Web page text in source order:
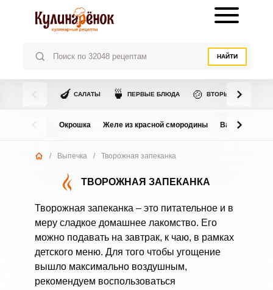
НАЙТИ
🍆 САЛАТЫ 🍵 ПЕРВЫЕ БЛЮДА 🍲 ВТОРЫЕ БЛЮДА
Окрошка Желе из красной смородины Варенье из
/ Выпечка / Творожная запеканка
ТВОРОЖНАЯ ЗАПЕКАНКА
Творожная запеканка – это питательное и в
меру сладкое домашнее лакомство. Его
можно подавать на завтрак, к чаю, в рамках
детского меню. Для того чтобы угощение
вышло максимально воздушным,
рекомендуем воспользоваться